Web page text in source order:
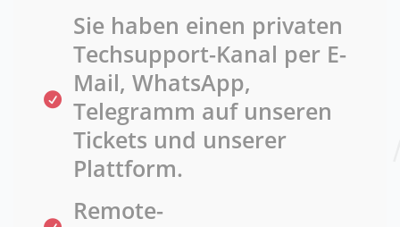
Sie haben einen privaten
Techsupport-Kanal per E-
Mail, WhatsApp,
Telegramm auf unseren
Tickets und unserer
Plattform.
Remote-